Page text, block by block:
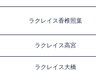
ラクレイス香椎照葉
ラクレイス高宮
ラクレイス大橋